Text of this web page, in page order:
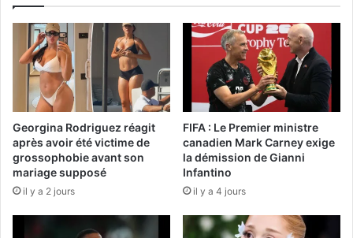
Georgina Rodriguez réagit
après avoir été victime de
grossophobie avant son
mariage supposé
il y a 2 jours
FIFA : Le Premier ministre
canadien Mark Carney exige
la démission de Gianni
Infantino
il y a 4 jours